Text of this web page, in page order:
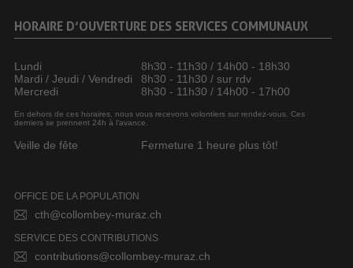
HORAIRE D’OUVERTURE DES SERVICES COMMUNAUX
Lundi
8h30 - 11h30 / 14h00 - 18h30
Mardi / Jeudi / Vendredi
8h30 - 11h30 / sur rdv
Mercredi
8h30 - 11h30 / 14h00 - 17h00
En dehors de ces horaires, nous vous recevons volontiers sur rendez-vous. Ces
derniers se prennent 24h à l’avance.
Veille de fête Fermeture 1 heure plus tôt!
OFFICE DE LA POPULATION
cth@collombey-muraz.ch
SERVICE DES CONTRIBUTIONS
contributions@collombey-muraz.ch